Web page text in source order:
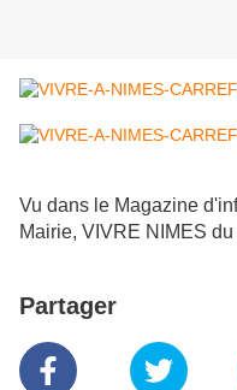
Vu dans le Magazine
Mairie, VIVRE NIMES
Partager